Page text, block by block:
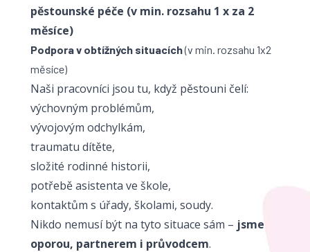
pěstounské péče (v min. rozsahu 1 x za 2
měsíce)
Podpora v obtížných situacích(v min. rozsahu 1x2
měsíce)
Naši pracovníci jsou tu, když pěstouni čelí:
výchovným problémům,
vývojovým odchylkám,
traumatu dítěte,
složité rodinné historii,
potřebě asistenta ve škole,
kontaktům s úřady, školami, soudy.
Nikdo nemusí být na tyto situace sám – jsme
oporou, partnerem i průvodcem.